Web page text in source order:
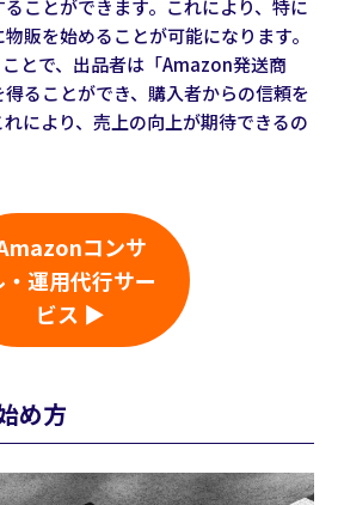
ことができます。これにより、特に
販を始めることが可能になります。
とで、出品者は「Amazon発送商
ることができ、購入者からの信頼を
により、売上の向上が期待できるの
コンサ
・運用代行サー
ビス ▶
め方